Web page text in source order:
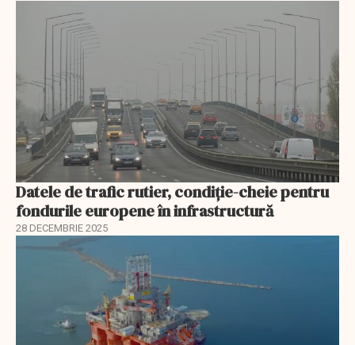
Datele de trafic rutier, condiție-cheie pentru
fondurile europene în infrastructură
28 DECEMBRIE 2025